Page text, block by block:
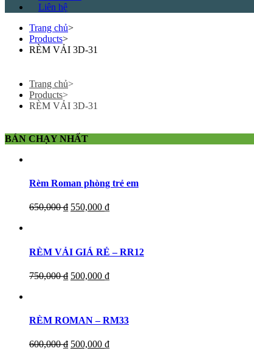
Liên hệ
Trang chủ>
Products>
RÈM VẢI 3D-31
Trang chủ>
Products>
RÈM VẢI 3D-31
BÁN CHẠY NHẤT
Rèm Roman phòng trẻ em
650,000₫ 550,000 ₫
RÈM VẢI GIÁ RẺ – RR12
750,000₫ 500,000 ₫
RÈM ROMAN – RM33
600,000₫ 500,000 ₫